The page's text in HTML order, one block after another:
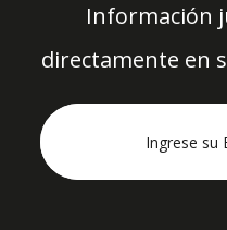
Información
directamente en